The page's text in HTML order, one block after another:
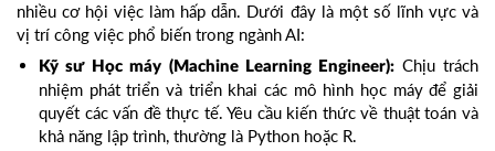
nhiều cơ hội việc làm hấp dẫn. Dưới đây là một số lĩnh vực và
vị trí công việc phổ biến trong ngành AI:
Kỹ sư Học máy (Machine Learning Engineer): Chịu trách
nhiệm phát triển và triển khai các mô hình học máy để giải
quyết các vấn đề thực tế. Yêu cầu kiến thức về thuật toán và
khả năng lập trình, thường là Python hoặc R.